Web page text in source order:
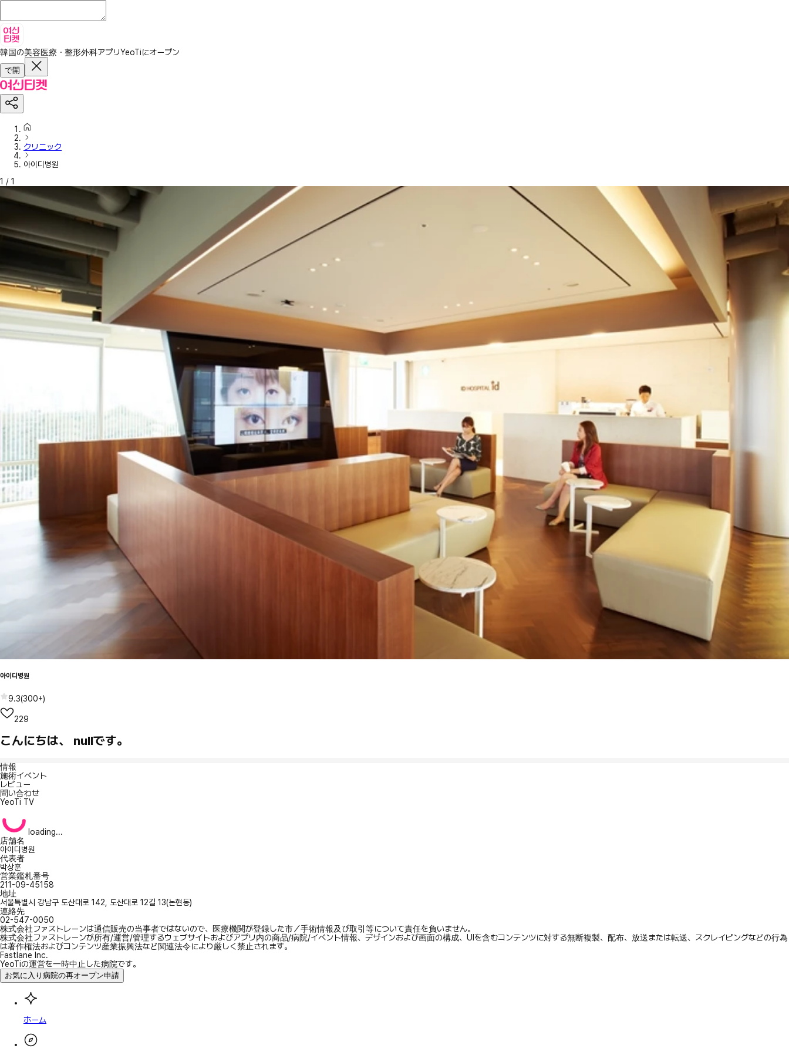
韓国の美容医療・整形外科アプリYeoTiにオープン
で開
クリニック
아이디병원
1 / 1
아이디병원
9.3(300+)
229
こんにちは、 nullです。
情報
施術イベント
レビュー
問い合わせ
YeoTi TV
loading...
店舗名
아이디병원
代表者
박상훈
営業鑑札番号
211-09-45158
地址
서울특별시 강남구 도산대로 142, 도산대로 12길 13(논현동)
連絡先
02-547-0050
株式会社ファストレーンは通信販売の当事者ではないので、医療機関が登録した市／手術情報及び取引等について責任を負いません。
株式会社ファストレーンが所有/運営/管理するウェブサイトおよびアプリ内の商品/病院/イベント情報、デザインおよび画面の構成、UIを含むコンテンツに対する無断複製、配布、放送または転送、スクレイピングなどの行為
は著作権法およびコンテンツ産業振興法など関連法令により厳しく禁止されます。
Fastlane Inc.
YeoTiの運営を一時中止した病院です。
お気に入り病院の再オープン申請
ホーム